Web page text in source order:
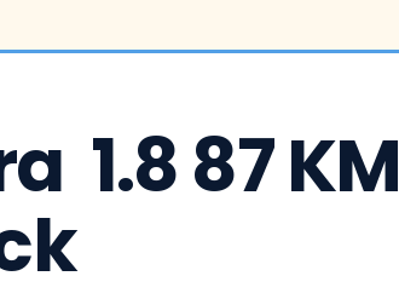
1.8 87 KM